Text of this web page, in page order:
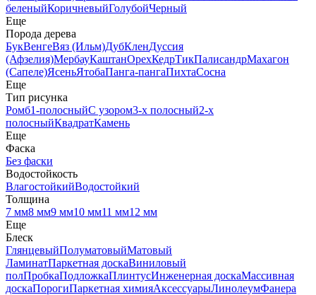
беленыйКоричневыйГолубойЧерный
Еще
Порода дерева
БукВенгеВяз (Ильм)ДубКленДуссия
(Афзелия)МербауКаштанОрехКедрТикПалисандрМахагон
(Сапеле)ЯсеньЯтобаПанга-пангаПихтаСосна
Еще
Тип рисунка
Ромб1-полосныйС узором3-х полосный2-х
полосныйКвадратКамень
Еще
Фаска
Без фаски
Водостойкость
ВлагостойкийВодостойкий
Толщина
7 мм8 мм9 мм10 мм11 мм12 мм
Еще
Блеск
ГлянцевыйПолуматовыйМатовый
ЛаминатПаркетная доскаВиниловый
полПробкаПодложкаПлинтусИнженерная доскаМассивная
доскаПорогиПаркетная химияАксессуарыЛинолеумФанера